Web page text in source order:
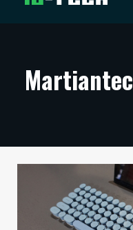
ARTIKKELIT
TECHBBS
Martiantec